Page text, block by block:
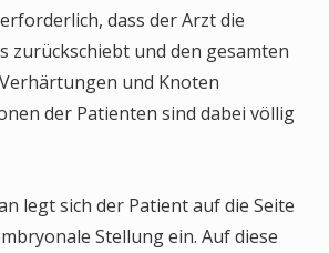
dass der Arzt die
zurückschiebt und den gesamten
und Knoten
der Patienten sind dabei völlig
legt sich der Patient auf die Seite
Stellung ein. Auf diese